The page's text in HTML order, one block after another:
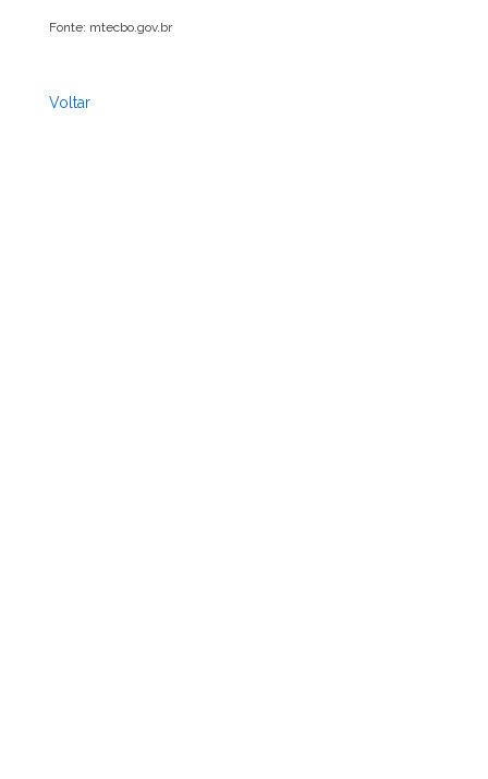
Fonte: mtecbo.gov.br
Voltar